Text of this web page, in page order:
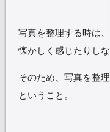
写真を整理する時は
懐かしく感じたりし
そのため、写真を整
ということ。